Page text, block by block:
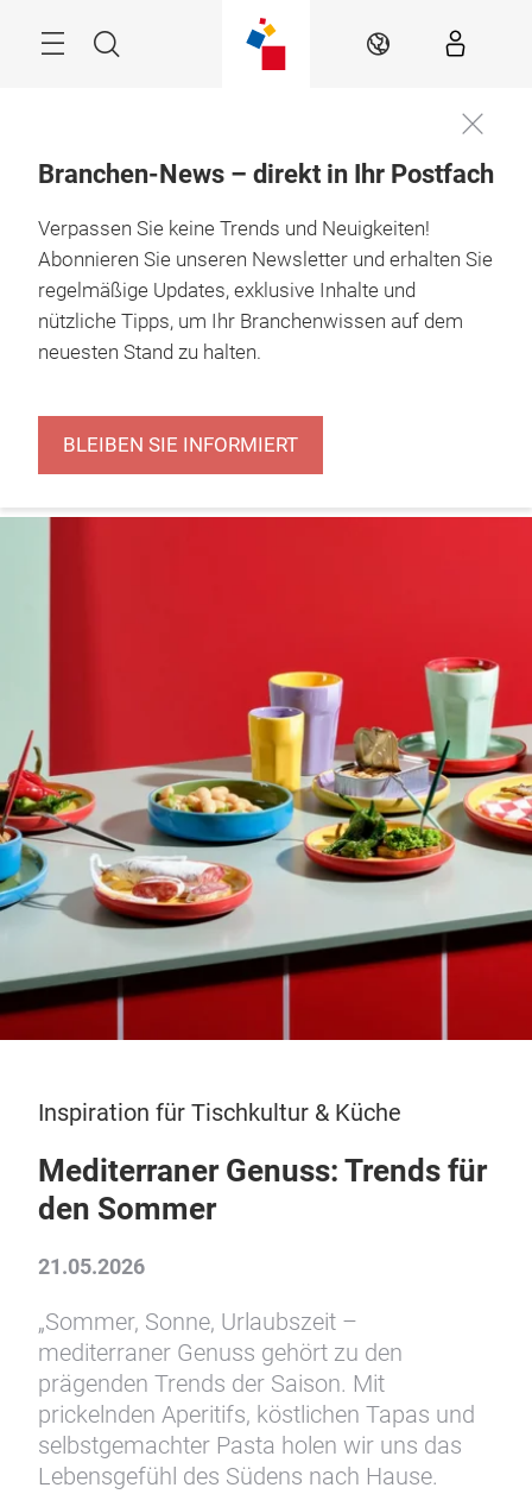
Suche DE
Branchen-News – direkt in Ihr Postfach
Verpassen Sie keine Trends und Neuigkeiten!
Abonnieren Sie unseren Newsletter und erhalten Sie
regelmäßige Updates, exklusive Inhalte und
nützliche Tipps, um Ihr Branchenwissen auf dem
neuesten Stand zu halten.
BLEIBEN SIE INFORMIERT
news, experts &
inspiration
Inspiration für Tischkultur & Küche
Mediterraner Genuss: Trends für
den Sommer
21.05.2026
„Sommer, Sonne, Urlaubszeit –
mediterraner Genuss gehört zu den
prägenden Trends der Saison. Mit
prickelnden Aperitifs, köstlichen Tapas und
selbstgemachter Pasta holen wir uns das